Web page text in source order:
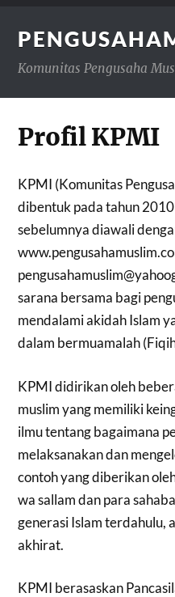
Komunitas Pengusaha
Profil KPMI
KPMI (Komunitas
dibentuk pada tahun
sebelumnya diawali
sarana bersama bagi
mendalami akidah Islam
dalam bermuamalah
KPMI didirikan oleh
muslim yang memiliki
ilmu tentang bagaimana
melaksanakan dan
contoh yang diberikan
wa sallam dan para
generasi Islam terdahulu,
akhirat.
KPMI berasaskan